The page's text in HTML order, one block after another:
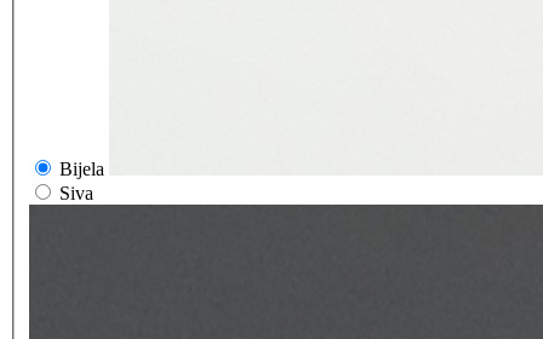
Bijela
Siva